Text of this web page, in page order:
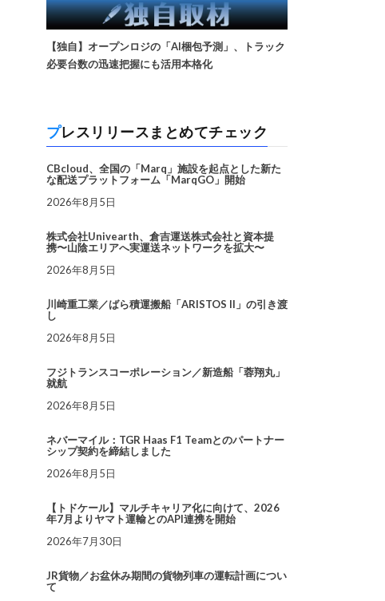
【独自】オープンロジの「AI梱包予測」、トラック
必要台数の迅速把握にも活用本格化
プレスリリースまとめてチェック
CBcloud、全国の「Marq」施設を起点とした新た
な配送プラットフォーム「MarqGO」開始
2026年8月5日
株式会社Univearth、倉吉運送株式会社と資本提
携〜山陰エリアへ実運送ネットワークを拡大〜
2026年8月5日
川崎重工業／ばら積運搬船「ARISTOS II」の引き渡
し
2026年8月5日
フジトランスコーポレーション／新造船「蓉翔丸」
就航
2026年8月5日
ネバーマイル：TGR Haas F1 Teamとのパートナー
シップ契約を締結しました
2026年8月5日
【トドケール】マルチキャリア化に向けて、2026
年7月よりヤマト運輸とのAPI連携を開始
2026年7月30日
JR貨物／お盆休み期間の貨物列車の運転計画につい
て